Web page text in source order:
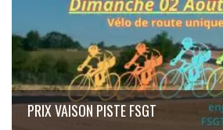
PRIX VAISON PISTE FSGT